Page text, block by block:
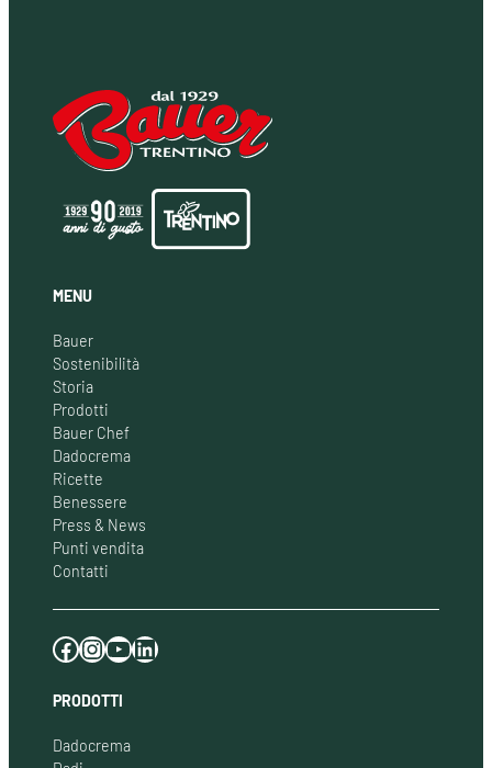
MENU
Bauer
Sostenibilità
Storia
Prodotti
Bauer Chef
Dadocrema
Ricette
Benessere
Press & News
Punti vendita
Contatti
Facebook Instagram YouTube LinkedIn
PRODOTTI
Dadocrema